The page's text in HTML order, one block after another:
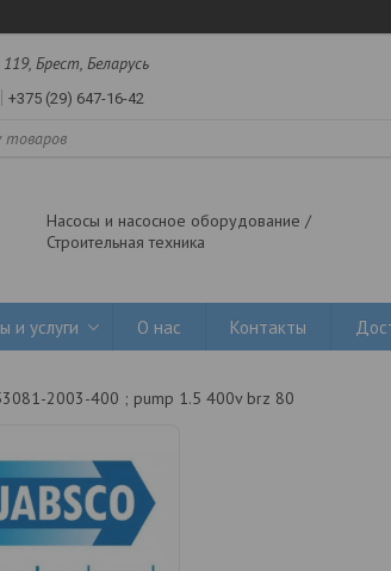
Брест, Беларусь
+375 (29) 647-16-42
Насосы и насосное оборудование /
Строительная техника
и услуги О нас Контакты
2003-400 ; pump 1.5 400v brz 80